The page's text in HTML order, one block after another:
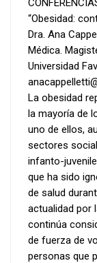
“Obesidad:
Dra. Ana
Médica.
Universidad
La obesidad
la mayoría de
uno de ellos,
sectores
infanto-
que ha sido
de salud
actualidad por
continúa
de fuerza de
personas que